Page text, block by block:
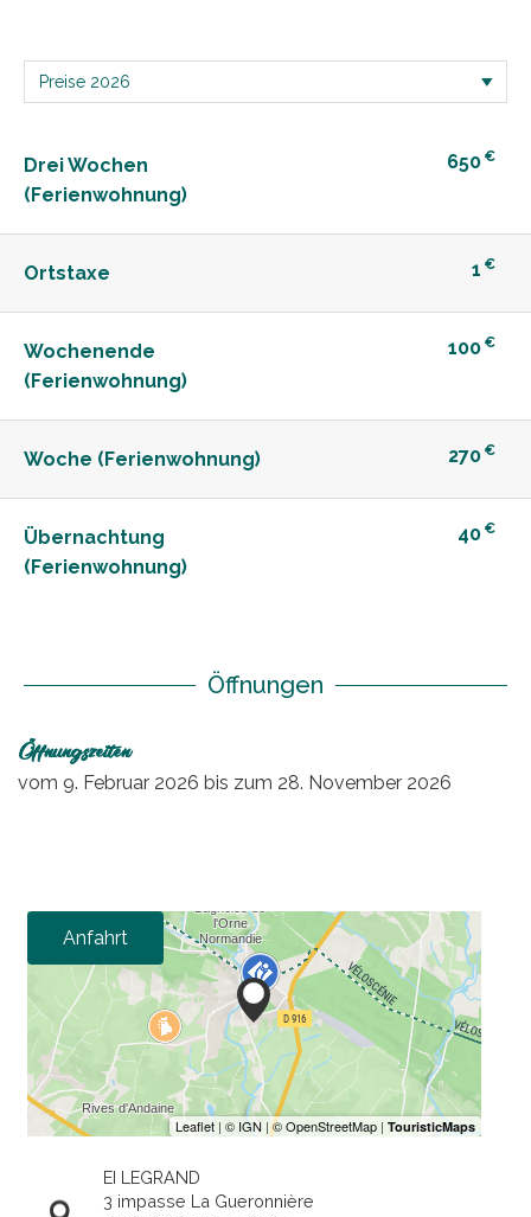
Drei Wochen
(Ferienwohnung)
650 €
Ortstaxe 1 €
Wochenende
(Ferienwohnung)
100 €
Woche (Ferienwohnung) 270 €
Übernachtung
(Ferienwohnung)
40 €
Öffnungen
Öffnungszeiten
vom 9. Februar 2026 bis zum 28. November 2026
Anfahrt
EI LEGRAND
3 impasse La Gueronnière